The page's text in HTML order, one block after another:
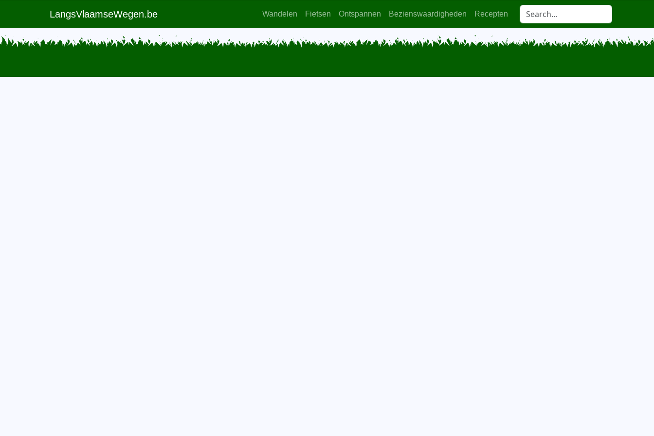
LangsVlaamseWegen.be Wandelen Fietsen Ontspannen Bezienswaardigheden Recepten